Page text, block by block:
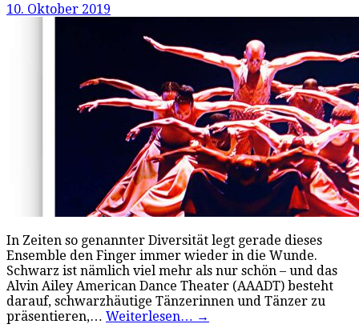
10. Oktober 2019
In Zeiten so genannter Diversität legt gerade dieses
Ensemble den Finger immer wieder in die Wunde.
Schwarz ist nämlich viel mehr als nur schön – und das
Alvin Ailey American Dance Theater (AAADT) besteht
darauf, schwarzhäutige Tänzerinnen und Tänzer zu
präsentieren,… Weiterlesen… →